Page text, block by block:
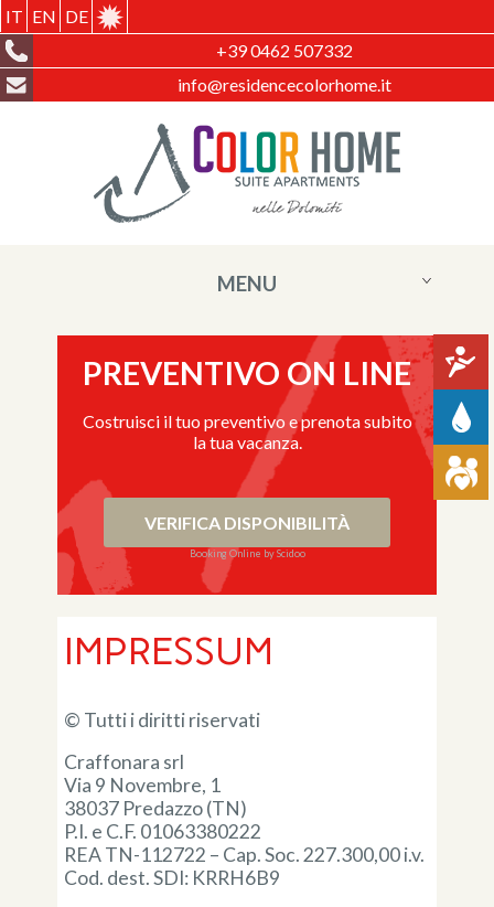
IT EN DE
+39 0462 507332
info@residencecolorhome.it
MENU
PREVENTIVO ON LINE
Costruisci il tuo preventivo e prenota subito
la tua vacanza.
VERIFICA DISPONIBILITÀ
Booking Online by Scidoo
IMPRESSUM
© Tutti i diritti riservati
Craffonara srl
Via 9 Novembre, 1
38037 Predazzo (TN)
P.I. e C.F. 01063380222
REA TN-112722 – Cap. Soc. 227.300,00 i.v.
Cod. dest. SDI: KRRH6B9